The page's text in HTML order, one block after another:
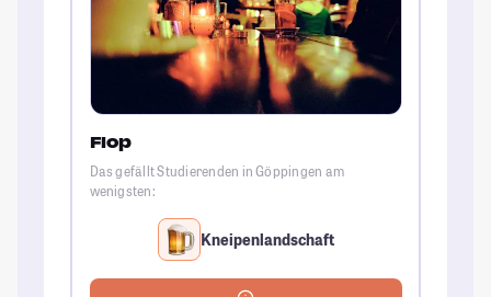
Flop
Das gefällt Studierenden in Göppingen am
wenigsten:
Kneipenlandschaft